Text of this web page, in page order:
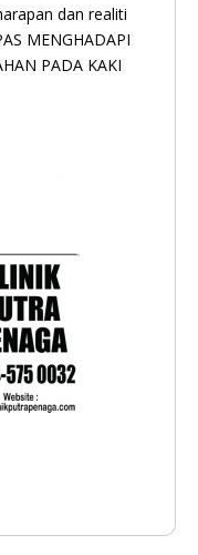
dan realiti
MENGHADAPI
PADA KAKI